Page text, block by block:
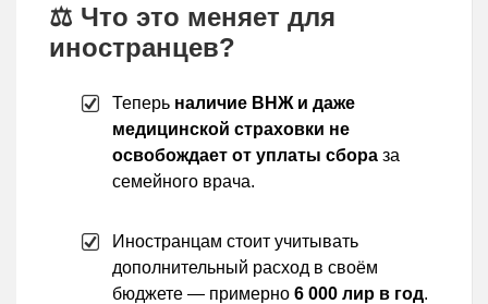
⚖️ Что это меняет для
иностранцев?
Теперь наличие ВНЖ и даже
медицинской страховки не
освобождает от уплаты сбора за
семейного врача.
Иностранцам стоит учитывать
дополнительный расход в своём
бюджете — примерно 6 000 лир в год.